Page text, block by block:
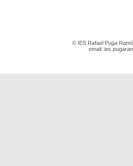
© IES Rafael Puga
email: